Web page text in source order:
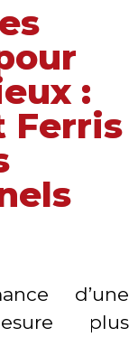
:
Ferris
d’une
plus